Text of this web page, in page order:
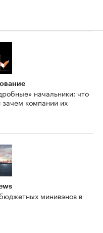
начальники: что
зачем компании их
минивэнов в